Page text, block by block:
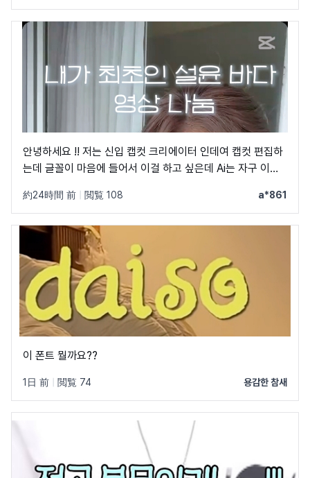
안녕하세요 !! 저는 신입 캡컷 크리에이터 인데여 캡컷 편집하
는데 글꼴이 마음에 들어서 이걸 하고 싶은데 Ai는 자구 이상
이 글꼴 가지고싶어요 ㅠ ㅂ ㅠ
約24時間 前 閲覧 108 a*861
이 폰트 뭘까요??
1日 前 閲覧 74 용감한 참새